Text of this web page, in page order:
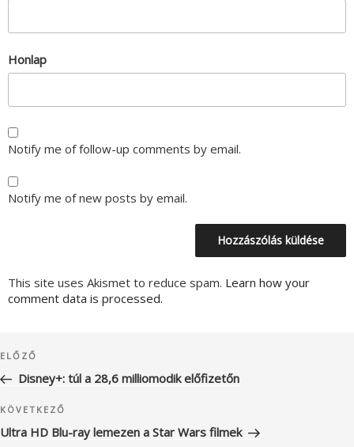
Honlap
Notify me of follow-up comments by email.
Notify me of new posts by email.
This site uses Akismet to reduce spam. Learn how your
comment data is processed.
navigáció
Korábbi
bejegyzés
ELŐZŐ
Disney+: túl a 28,6 milliomodik előfizetőn
Következő
bejegyzés
KÖVETKEZŐ
Ultra HD Blu-ray lemezen a Star Wars filmek